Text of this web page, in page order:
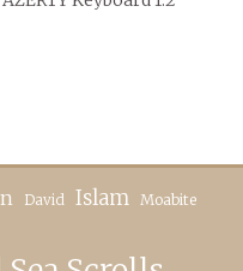
David Islam Moabite